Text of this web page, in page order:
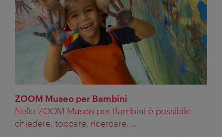
ZOOM Museo per Bambini
Nello ZOOM Museo per Bambini è possibile
chiedere, toccare, ricercare, ...